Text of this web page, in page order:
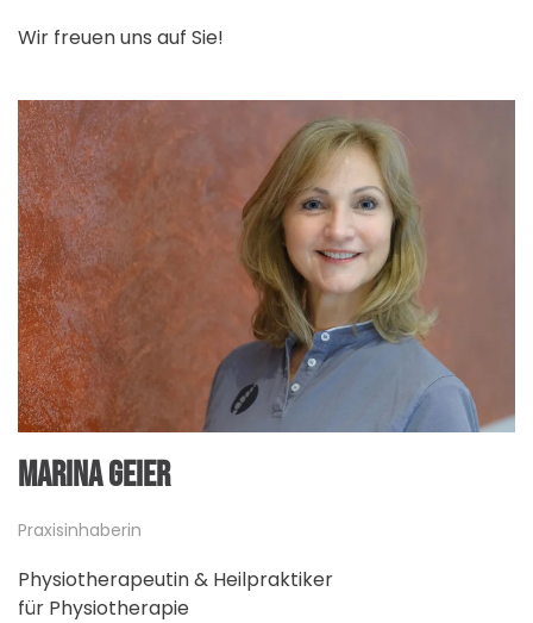
Wir freuen uns auf Sie!
MARINA GEIER
Praxisinhaberin
Physiotherapeutin & Heilpraktiker
für Physiotherapie